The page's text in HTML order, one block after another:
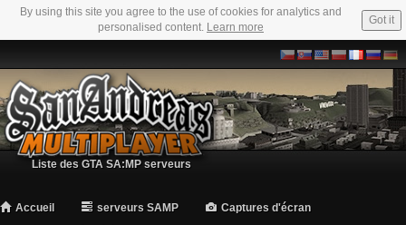
By using this site you agree to the use of cookies for analytics and
personalised content. Learn more
Got it
Liste des GTA SA:MP serveurs
Accueil serveurs SAMP
Captures d'écran